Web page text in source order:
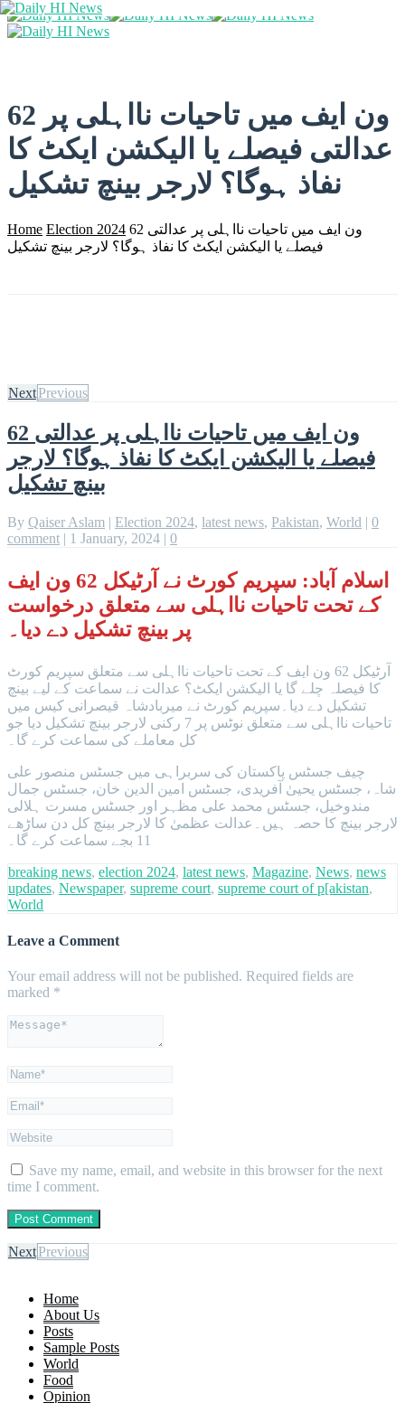
62 ون ایف میں تاحیات نااہلی پر
عدالتی فیصلے یا الیکشن ایکٹ کا
نفاذ ہوگا؟ لارجر بینچ تشکیل
Home Election 2024 62 ون ایف میں تاحیات نااہلی پر عدالتی
فیصلے یا الیکشن ایکٹ کا نفاذ ہوگا؟ لارجر بینچ تشکیل
NextPrevious
62 ون ایف میں تاحیات نااہلی پر عدالتی
فیصلے یا الیکشن ایکٹ کا نفاذ ہوگا؟ لارجر
بینچ تشکیل
By Qaiser Aslam | Election 2024, latest news, Pakistan, World | 0
comment | 1 January, 2024 | 0
اسلام آباد: سپریم کورٹ نے آرٹیکل 62 ون ایف
کے تحت تاحیات نااہلی سے متعلق درخواست
پر بینچ تشکیل دے دیا۔
آرٹیکل 62 ون ایف کے تحت تاحیات نااہلی سے متعلق سپریم کورٹ
کا فیصلہ چلے گا یا الیکشن ایکٹ؟ عدالت نے سماعت کے لیے بینچ
تشکیل دے دیا۔سپریم کورٹ نے میربادشاہ قیصرانی کیس میں
تاحیات نااہلی سے متعلق نوٹس پر 7 رکنی لارجر بینچ تشکیل دیا جو
کل معاملے کی سماعت کرے گا۔
چیف جسٹس پاکستان کی سربراہی میں جسٹس منصور علی
شاہ، جسٹس یحییٰ آفریدی، جسٹس امین الدین خان، جسٹس جمال
مندوخیل، جسٹس محمد علی مظہر اور جسٹس مسرت ہلالی
لارجر بینچ کا حصہ ہیں۔عدالت عظمیٰ کا لارجر بینچ کل دن ساڑھے
11 بجے سماعت کرے گا۔
breaking news, election 2024, latest news, Magazine, News, news
updates, Newspaper, supreme court, supreme court of p[akistan,
World
Leave a Comment
Your email address will not be published. Required fields are
marked *
Save my name, email, and website in this browser for the next
time I comment.
NextPrevious
Home
About Us
Posts
Sample Posts
World
Food
Opinion